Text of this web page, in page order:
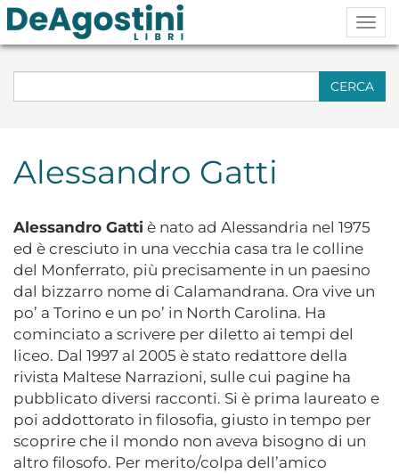
CERCA
Alessandro Gatti
Alessandro Gatti è nato ad Alessandria nel 1975
ed è cresciuto in una vecchia casa tra le colline
del Monferrato, più precisamente in un paesino
dal bizzarro nome di Calamandrana. Ora vive un
po’ a Torino e un po’ in North Carolina. Ha
cominciato a scrivere per diletto ai tempi del
liceo. Dal 1997 al 2005 è stato redattore della
rivista Maltese Narrazioni, sulle cui pagine ha
pubblicato diversi racconti. Si è prima laureato e
poi addottorato in filosofia, giusto in tempo per
scoprire che il mondo non aveva bisogno di un
altro filosofo. Per merito/colpa dell’amico